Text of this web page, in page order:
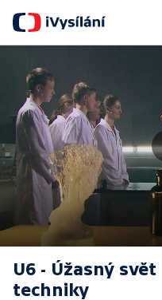
U6 - Úžasný svět
techniky